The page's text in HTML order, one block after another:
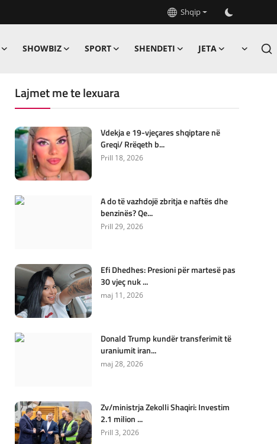
Shqip
SHOWBIZ SPORT SHENDETI JETA
Lajmet me te lexuara
Vdekja e 19-vjeçares shqiptare në
Greqi/ Rrëqeth b...
Prill 18, 2026
A do të vazhdojë zbritja e naftës dhe
benzinës? Qe...
Prill 29, 2026
Efi Dhedhes: Presioni për martesë pas
30 vjeç nuk ...
maj 11, 2026
Donald Trump kundër transferimit të
uraniumit iran...
maj 28, 2026
Zv/ministrja Zekolli Shaqiri: Investim
2.1 milion ...
Prill 3, 2026